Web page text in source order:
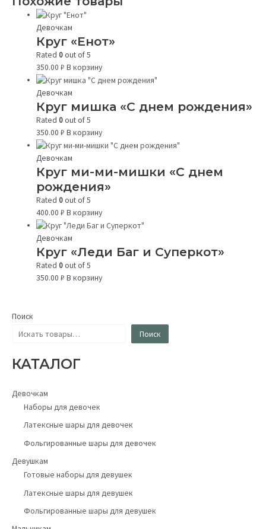
Поиск
Поиск
КАТАЛОГ
Девочкам
Наборы для девочек
Латексные шары для девочек
Фольгированные шары для девочек
Девушкам
Готовые наборы для девушек
Латексные шары для девушек
Фольгированные шары для девушек
Девочкам
Круг «Енот»
Rated0out of 5
350.00₽ В корзину
Девочкам
Круг мишка «С днем рождения»
Rated0out of 5
350.00₽ В корзину
Девочкам
Круг ми-ми-мишки «С днем
рождения»
Rated0out of 5
400.00₽ В корзину
Девочкам
Круг «Леди Баг и Суперкот»
Rated0out of 5
350.00₽ В корзину